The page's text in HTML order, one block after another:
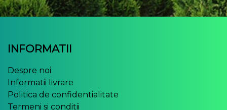
INFORMATII
Despre noi
Informatii livrare
Politica de confidentialitate
Termeni si conditii